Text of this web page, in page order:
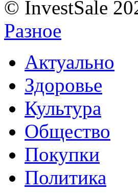
© InvestSale
Разное
Актуально
Здоровье
Культура
Общество
Покупки
Политика